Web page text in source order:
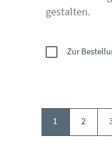
gestalten.
Zur
1 2